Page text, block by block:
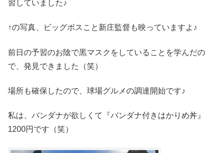
習していました♪
↑の写真、ビッグボスこと新庄監督も映っていますよ♪
前日の予習のお陰で黒マスクをしていることを学んだの
で、発見できました（笑）
場所も確保したので、球場グルメの調達開始です♪
私は、バンダナが欲しくて『バンダナ付きはかりめ丼』
1200円です（笑）